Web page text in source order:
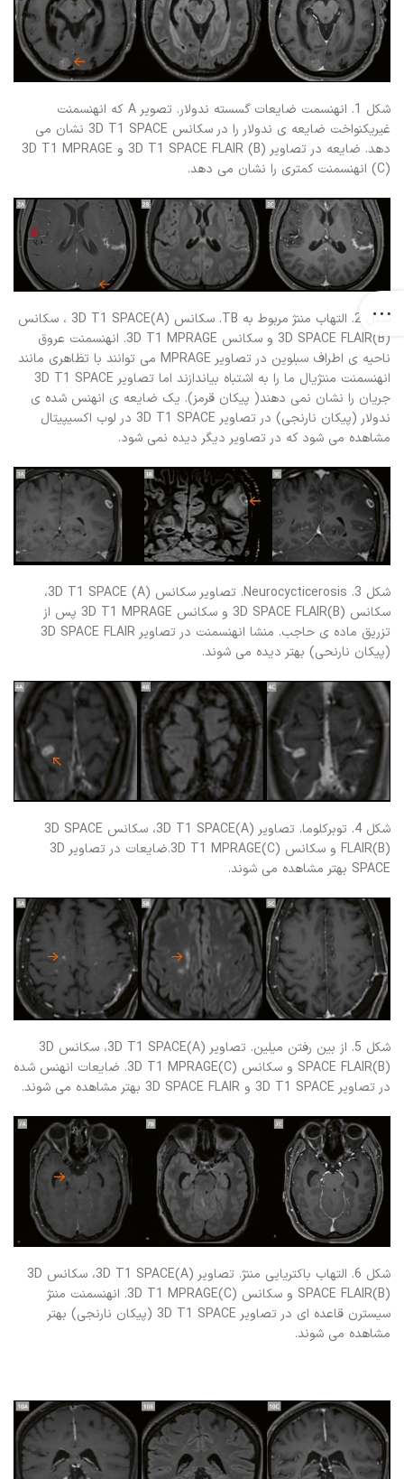
شکل 1. انهنسمت ضایعات گسسته ندولار. تصویر A که انهنسمنت
غیریکنواخت ضایعه ی ندولار را در سکانس 3D T1 SPACE نشان می
دهد. ضایعه در تصاویر 3D T1 SPACE FLAIR (B) و 3D T1 MPRAGE
(C) انهنسمنت کمتری را نشان می دهد.
شکل 2. التهاب مننژ مربوط به TB. سکانس 3D T1 SPACE(A) ، سکانس
3D SPACE FLAIR(B) و سکانس 3D T1 MPRAGE. انهنسمنت عروق
ناحیه ی اطراف سبلوین در تصاویر MPRAGE می توانند با تظاهری مانند
انهنسمنت مننژیال ما را به اشتباه بیاندازند اما تصاویر 3D T1 SPACE
جریان را نشان نمی دهند( پیکان قرمز). یک ضایعه ی انهنس شده ی
ندولار (پیکان نارنجی) در تصاویر 3D T1 SPACE در لوب اکسیپیتال
مشاهده می شود که در تصاویر دیگر دیده نمی شود.
شکل 3. Neurocycticerosis. تصاویر سکانس 3D T1 SPACE (A)،
سکانس 3D SPACE FLAIR(B) و سکانس 3D T1 MPRAGE پس از
(پیکان نارنحی) بهتر دیده می شوند.
شکل 4. توبرکلوما. تصاویر 3D T1 SPACE(A)، سکانس 3D SPACE
FLAIR(B) و سکانس 3D T1 MPRAGE(C).ضایعات در تصاویر 3D
SPACE بهتر مشاهده می شوند.
شکل 5. از بین رفتن میلین. تصاویر 3D T1 SPACE(A)، سکانس 3D
SPACE FLAIR(B) و سکانس 3D T1 MPRAGE(C). ضایعات انهنس شده
در تصاویر 3D T1 SPACE و 3D SPACE FLAIR بهتر مشاهده می شوند.
شکل 6. التهاب باکتریایی مننژ. تصاویر 3D T1 SPACE(A)، سکانس 3D
SPACE FLAIR(B) و سکانس 3D T1 MPRAGE(C). انهنسمنت مننژ
سیسترن قاعده ای در تصاویر 3D T1 SPACE (پیکان نارنجی) بهتر
مشاهده می شوند.